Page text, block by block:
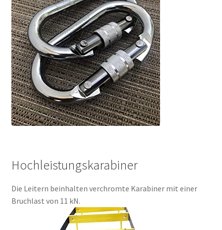
Hochleistungskarabiner
Die Leitern beinhalten verchromte Karabiner mit einer
Bruchlast von 11 kN.